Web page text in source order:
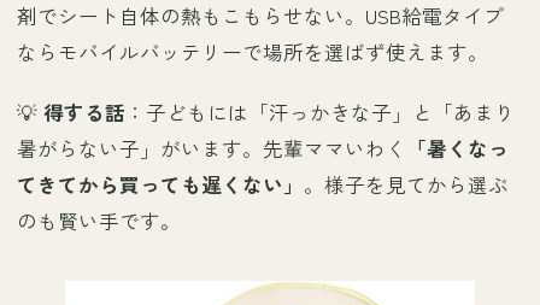
剤でシート自体の熱もこもらせない。USB給電タイプ
ならモバイルバッテリーで場所を選ばず使えます。
💡 得する話 ：子どもには「汗っかきな子」と「あまり
暑がらない子」がいます。先輩ママいわく
「暑くなっ
てきてから買っても遅くない」 。様子を見てから選ぶ
のも賢い手です。